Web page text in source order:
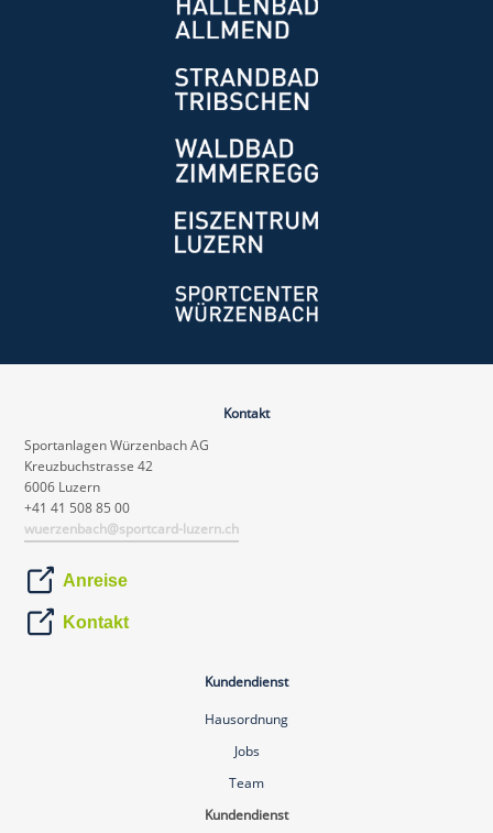
Kontakt
Sportanlagen Würzenbach AG
Kreuzbuchstrasse 42
6006 Luzern
+41 41 508 85 00
wuerzenbach@sportcard-luzern.ch
Anreise
Kontakt
Kundendienst
Hausordnung
Jobs
Team
Kundendienst